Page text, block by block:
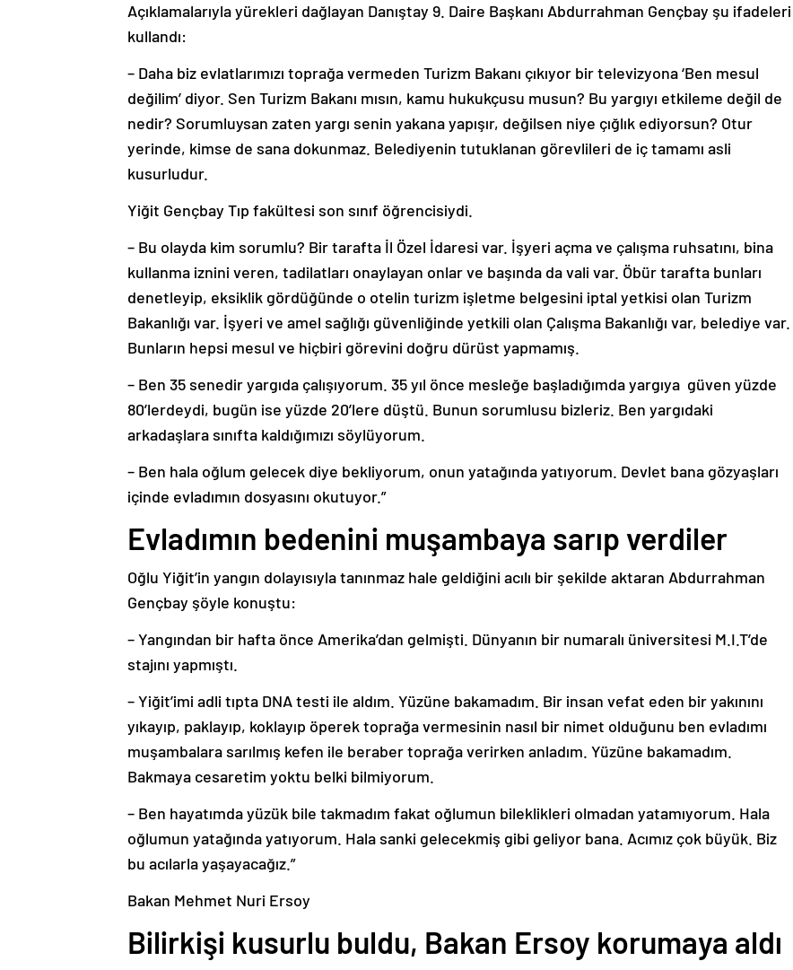
Açıklamalarıyla yürekleri dağlayan Danıştay 9. Daire Başkanı Abdurrahman Gençbay şu ifadeleri
kullandı:
– Daha biz evlatlarımızı toprağa vermeden Turizm Bakanı çıkıyor bir televizyona ‘Ben mesul
değilim’ diyor. Sen Turizm Bakanı mısın, kamu hukukçusu musun? Bu yargıyı etkileme değil de
nedir? Sorumluysan zaten yargı senin yakana yapışır, değilsen niye çığlık ediyorsun? Otur
yerinde, kimse de sana dokunmaz. Belediyenin tutuklanan görevlileri de iç tamamı asli
kusurludur.
Yiğit Gençbay Tıp fakültesi son sınıf öğrencisiydi.
– Bu olayda kim sorumlu? Bir tarafta İl Özel İdaresi var. İşyeri açma ve çalışma ruhsatını, bina
kullanma iznini veren, tadilatları onaylayan onlar ve başında da vali var. Öbür tarafta bunları
denetleyip, eksiklik gördüğünde o otelin turizm işletme belgesini iptal yetkisi olan Turizm
Bakanlığı var. İşyeri ve amel sağlığı güvenliğinde yetkili olan Çalışma Bakanlığı var, belediye var.
Bunların hepsi mesul ve hiçbiri görevini doğru dürüst yapmamış.
– Ben 35 senedir yargıda çalışıyorum. 35 yıl önce mesleğe başladığımda yargıya güven yüzde
80’lerdeydi, bugün ise yüzde 20’lere düştü. Bunun sorumlusu bizleriz. Ben yargıdaki
arkadaşlara sınıfta kaldığımızı söylüyorum.
– Ben hala oğlum gelecek diye bekliyorum, onun yatağında yatıyorum. Devlet bana gözyaşları
içinde evladımın dosyasını okutuyor.”
Evladımın bedenini muşambaya sarıp verdiler
Oğlu Yiğit’in yangın dolayısıyla tanınmaz hale geldiğini acılı bir şekilde aktaran Abdurrahman
Gençbay şöyle konuştu:
– Yangından bir hafta önce Amerika’dan gelmişti. Dünyanın bir numaralı üniversitesi M.I.T’de
stajını yapmıştı.
– Yiğit’imi adli tıpta DNA testi ile aldım. Yüzüne bakamadım. Bir insan vefat eden bir yakınını
yıkayıp, paklayıp, koklayıp öperek toprağa vermesinin nasıl bir nimet olduğunu ben evladımı
muşambalara sarılmış kefen ile beraber toprağa verirken anladım. Yüzüne bakamadım.
Bakmaya cesaretim yoktu belki bilmiyorum.
– Ben hayatımda yüzük bile takmadım fakat oğlumun bileklikleri olmadan yatamıyorum. Hala
oğlumun yatağında yatıyorum. Hala sanki gelecekmiş gibi geliyor bana. Acımız çok büyük. Biz
bu acılarla yaşayacağız.”
Bakan Mehmet Nuri Ersoy
Bilirkişi kusurlu buldu, Bakan Ersoy korumaya aldı